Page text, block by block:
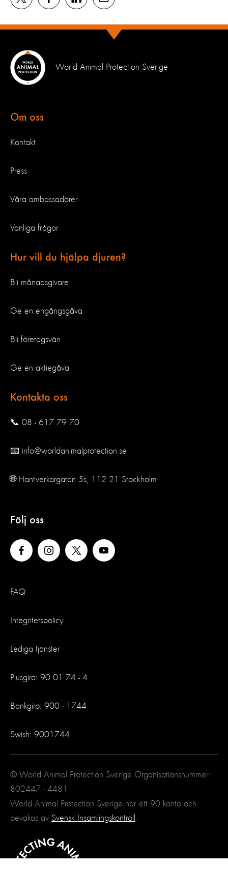
World Animal Protection Sverige
Om oss
Kontakt
Press
Våra ambassadörer
Vanliga frågor
Hur vill du hjälpa djuren?
Bli månadsgivare
Ge en engångsgåva
Bli företagsvän
Ge en aktiegåva
Kontakta oss
📞 08 - 617 79 70
📧 info@worldanimalprotection.se
🌐 Hantverkargatan 5s, 112 21 Stockholm
Följ oss
FAQ
Integritetspolicy
Lediga tjänster
Plusgiro: 90 01 74 - 4
Bankgiro: 900 - 1744
Swish: 9001744
© World Animal Protection Sverige Organisationsnummer:
802447 - 4481
World Animal Protection Sverige har ett 90 konto och
bevakas av Svensk Insamlingskontroll